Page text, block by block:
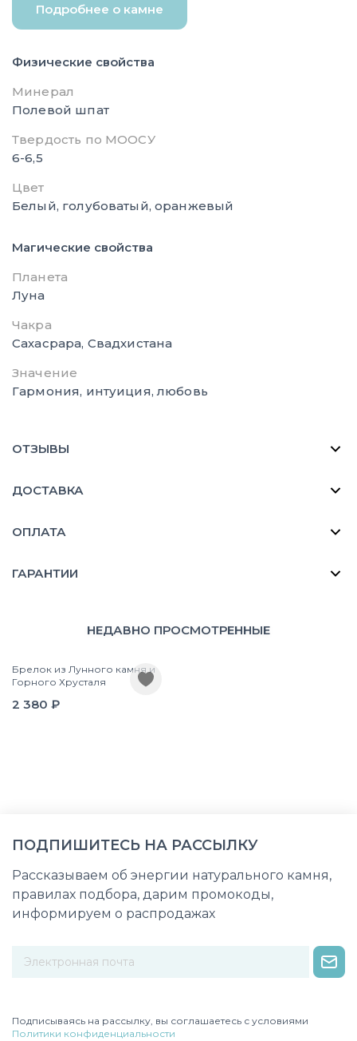
Подробнее о камне
Физические свойства
Минерал
Полевой шпат
Твердость по МООСУ
6-6,5
Цвет
Белый, голубоватый, оранжевый
Магические свойства
Планета
Луна
Чакра
Сахасрара, Свадхистана
Значение
Гармония, интуиция, любовь
ОТЗЫВЫ
ДОСТАВКА
ОПЛАТА
ГАРАНТИИ
НЕДАВНО ПРОСМОТРЕННЫЕ
Брелок из Лунного камня и
Горного Хрусталя
2 380 ₽
ПОДПИШИТЕСЬ НА РАССЫЛКУ
Рассказываем об энергии натурального камня,
правилах подбора, дарим промокоды,
информируем о распродажах
Подписываясь на рассылку, вы соглашаетесь с условиями
Политики конфиденциальности